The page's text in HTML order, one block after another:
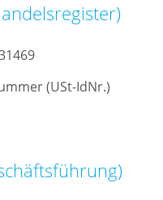
(USt-IdNr.)